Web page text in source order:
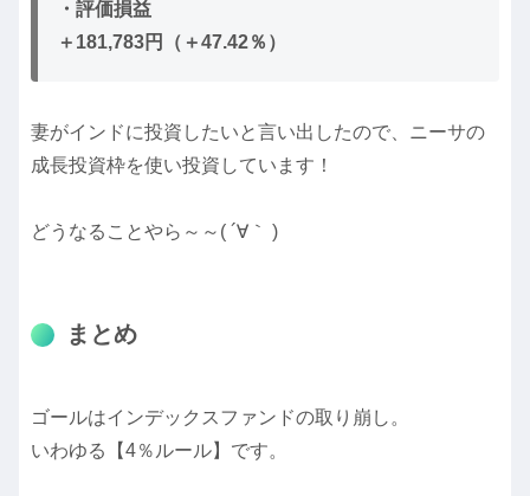
・評価損益
＋181,783円（＋47.42％）
妻がインドに投資したいと言い出したので、ニーサの
成長投資枠を使い投資しています！
どうなることやら～～( ´∀｀ )
まとめ
ゴールはインデックスファンドの取り崩し。
いわゆる【4％ルール】です。